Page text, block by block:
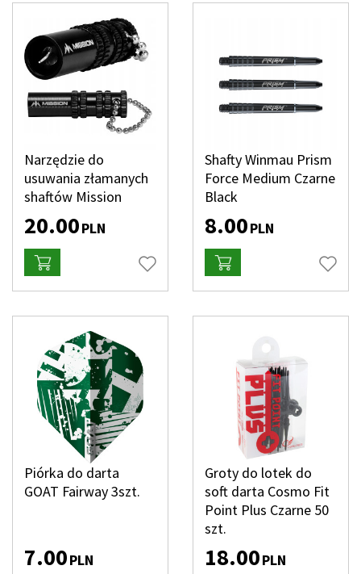
Narzędzie do
usuwania złamanych
shaftów Mission
20.00PLN
Shafty Winmau Prism
Force Medium Czarne
Black
8.00PLN
Piórka do darta
GOAT Fairway 3szt.
7.00PLN
Groty do lotek do
soft darta Cosmo Fit
Point Plus Czarne 50
szt.
18.00PLN